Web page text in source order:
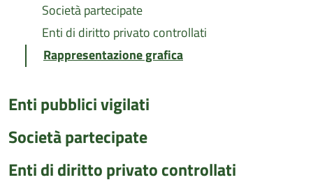
Società partecipate
Enti di diritto privato controllati
Rappresentazione grafica
Enti pubblici vigilati
Società partecipate
Enti di diritto privato controllati